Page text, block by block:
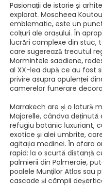
Pasionații de istorie și
explorat. Moscheea
emblematic, este un
colțuri ale orașului. În
lucrări complexe din stuc,
care sugerează trecutul
Mormintele saadiene,
al XX-lea după ce au fost
privire asupra opulenței
camerelor funerare
Marrakech are și o latură
Majorelle, cândva deținută
refugiu botanic luxuriant,
exotice și alei umbrite,
agitația medinei. În afara
rapid: la o scurtă distanță
palmierii din Palmeraie,
poalele Munților Atlas sau
cascade și câmpii